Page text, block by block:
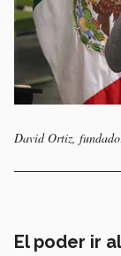
David Ortiz,
El poder ir